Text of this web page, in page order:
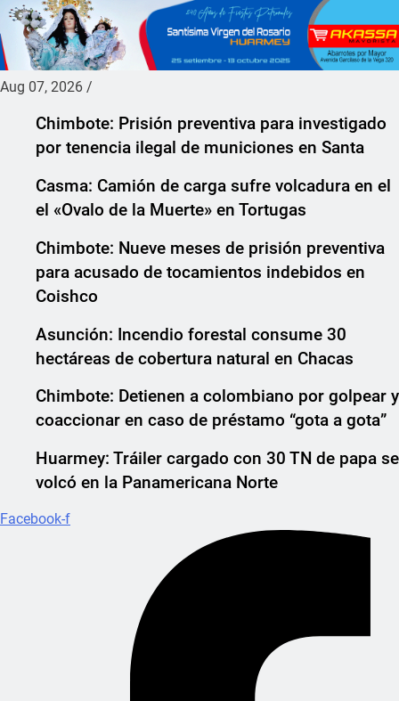
Aug 07, 2026 /
Chimbote: Prisión preventiva para investigado
por tenencia ilegal de municiones en Santa
Casma: Camión de carga sufre volcadura en el
el «Ovalo de la Muerte» en Tortugas
Chimbote: Nueve meses de prisión preventiva
para acusado de tocamientos indebidos en
Coishco
Asunción: Incendio forestal consume 30
hectáreas de cobertura natural en Chacas
Chimbote: Detienen a colombiano por golpear y
coaccionar en caso de préstamo “gota a gota”
Huarmey: Tráiler cargado con 30 TN de papa se
volcó en la Panamericana Norte
Facebook-f